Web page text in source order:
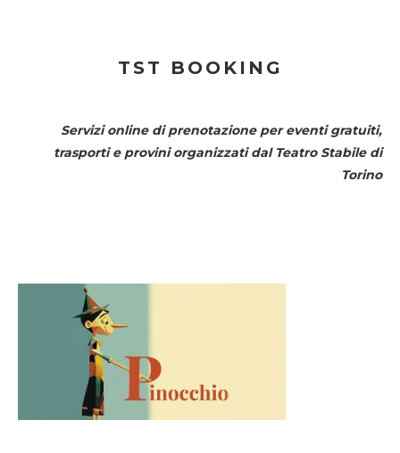
TST BOOKING
Servizi online di prenotazione per eventi gratuiti,
trasporti e provini organizzati dal Teatro Stabile di
Torino